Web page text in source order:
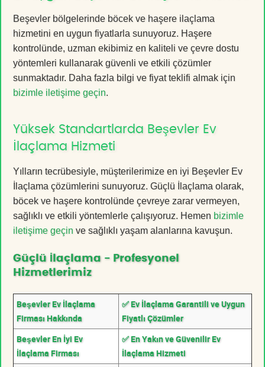
Beşevler bölgelerinde böcek ve haşere ilaçlama
hizmetini en uygun fiyatlarla sunuyoruz. Haşere
kontrolünde, uzman ekibimiz en kaliteli ve çevre dostu
yöntemleri kullanarak güvenli ve etkili çözümler
sunmaktadır. Daha fazla bilgi ve fiyat teklifi almak için
bizimle iletişime geçin.
Yüksek Standartlarda Beşevler Ev
İlaçlama Hizmeti
Yılların tecrübesiyle, müşterilerimize en iyi Beşevler Ev
İlaçlama çözümlerini sunuyoruz. Güçlü İlaçlama olarak,
böcek ve haşere kontrolünde çevreye zarar vermeyen,
sağlıklı ve etkili yöntemlerle çalışıyoruz. Hemen bizimle
iletişime geçin ve sağlıklı yaşam alanlarına kavuşun.
Güçlü İlaçlama - Profesyonel
Hizmetlerimiz
Beşevler Ev İlaçlama
Firması Hakkında
✅ Ev İlaçlama Garantili ve Uygun
Fiyatlı Çözümler
Beşevler En İyi Ev
İlaçlama Firması
✅ En Yakın ve Güvenilir Ev
İlaçlama Hizmeti